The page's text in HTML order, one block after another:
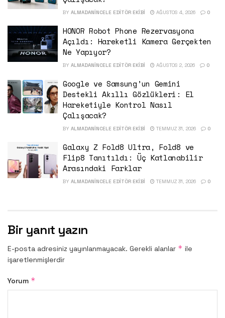
BY ALMADANINCELE EDITÖR EKIBI AĞUSTOS 4, 2026 0
HONOR Robot Phone Rezervasyona
Açıldı: Hareketli Kamera Gerçekten
Ne Yapıyor?
BY ALMADANINCELE EDITÖR EKIBI AĞUSTOS 2, 2026 0
Google ve Samsung’un Gemini
Destekli Akıllı Gözlükleri: El
Hareketiyle Kontrol Nasıl
Çalışacak?
BY ALMADANINCELE EDITÖR EKIBI TEMMUZ 31, 2026 0
Galaxy Z Fold8 Ultra, Fold8 ve
Flip8 Tanıtıldı: Üç Katlanabilir
Arasındaki Farklar
BY ALMADANINCELE EDITÖR EKIBI TEMMUZ 31, 2026 0
Bir yanıt yazın
E-posta adresiniz yayınlanmayacak. Gerekli alanlar * ile
işaretlenmişlerdir
Yorum *